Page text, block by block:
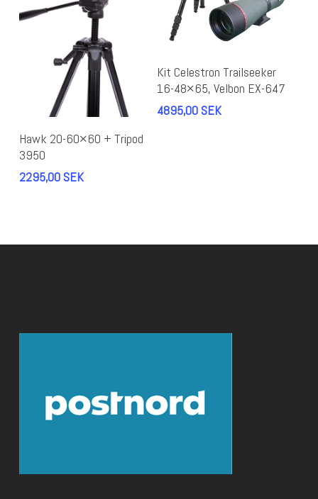
Lägg Till I Varukorg
Hawk 20-60×60 + Tripod
3950
2295,00SEK
Kit Celestron Trailseeker
16-48×65, Velbon EX-647
4895,00SEK